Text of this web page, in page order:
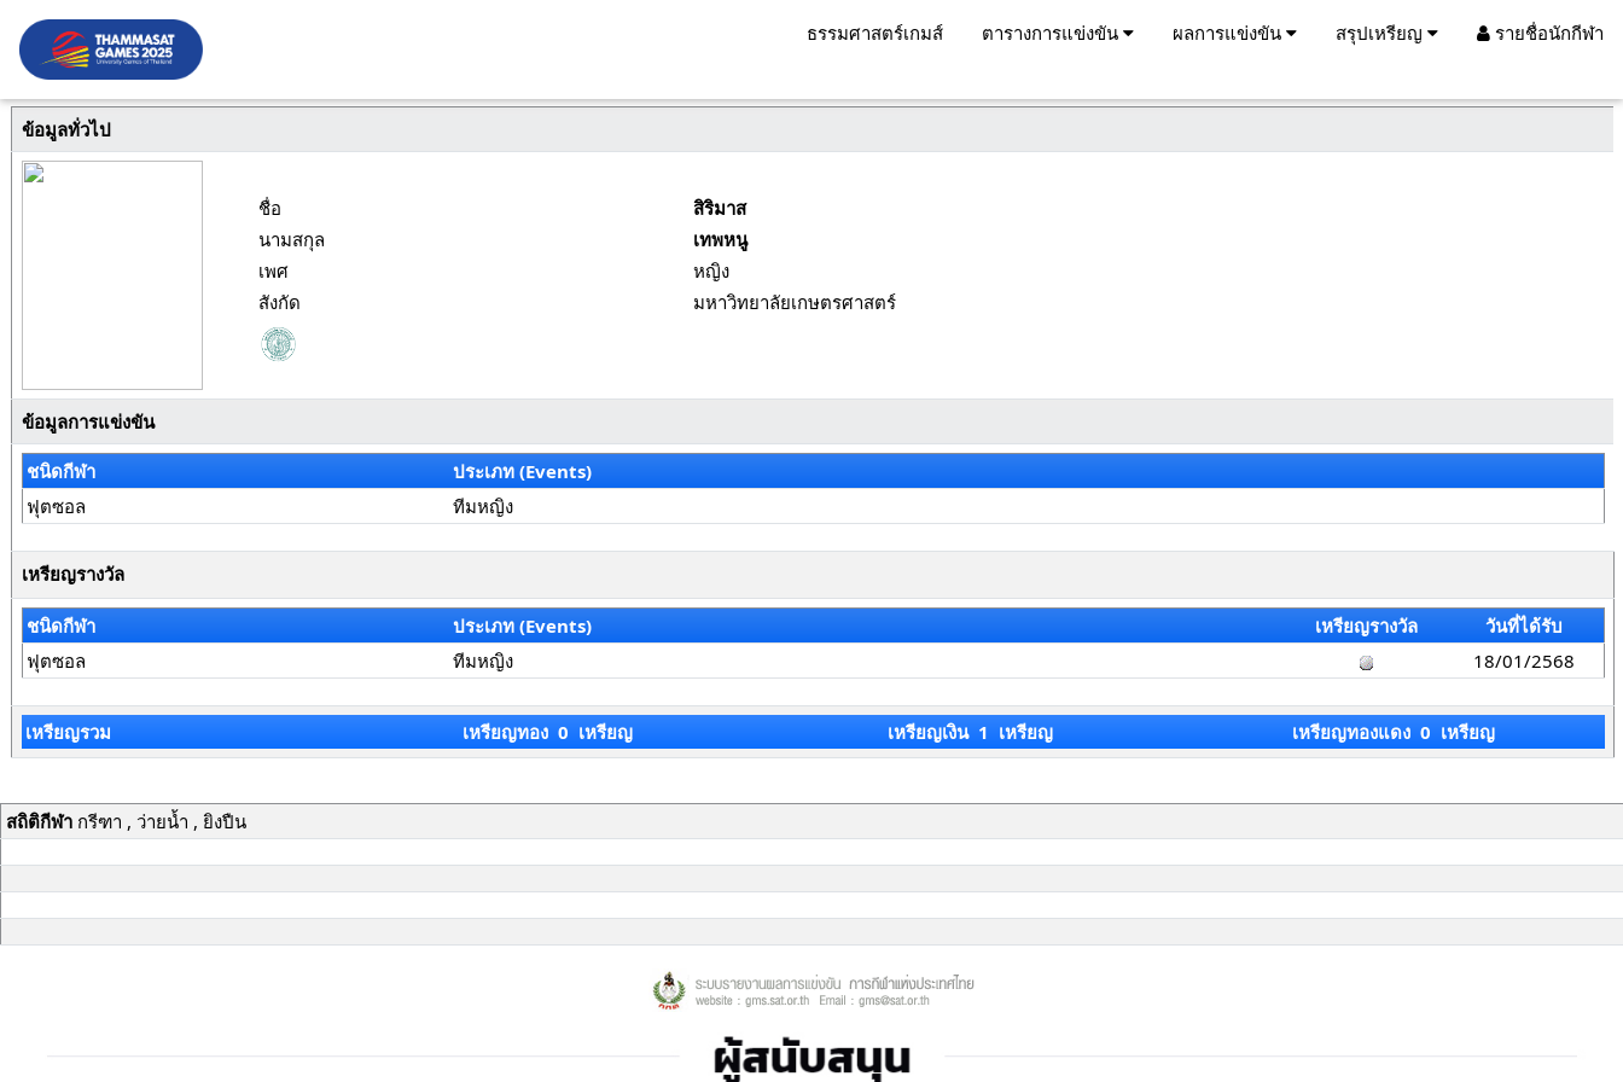
ธรรมศาสตร์เกมส์ ตารางการแข่งขัน ผลการแข่งขัน สรุปเหรียญ รายชื่อนักกีฬา
ข้อมูลทั่วไป
ชื่อ
สิริมาส
นามสกุล
เทพหนู
เพศ
หญิง
สังกัด
มหาวิทยาลัยเกษตรศาสตร์
ข้อมูลการแข่งขัน
ชนิดกีฬา
ประเภท (Events)
ฟุตซอล
ทีมหญิง
เหรียญรางวัล
ชนิดกีฬา ประเภท (Events) เหรียญรางวัล
วันที่ได้รับ
ฟุตซอล
ทีมหญิง 18/01/2568
เหรียญรวม เหรียญทอง 0 เหรียญ เหรียญเงิน 1 เหรียญ เหรียญทองแดง 0 เหรียญ
สถิติกีฬากรีฑา , ว่ายน้ำ , ยิงปืน